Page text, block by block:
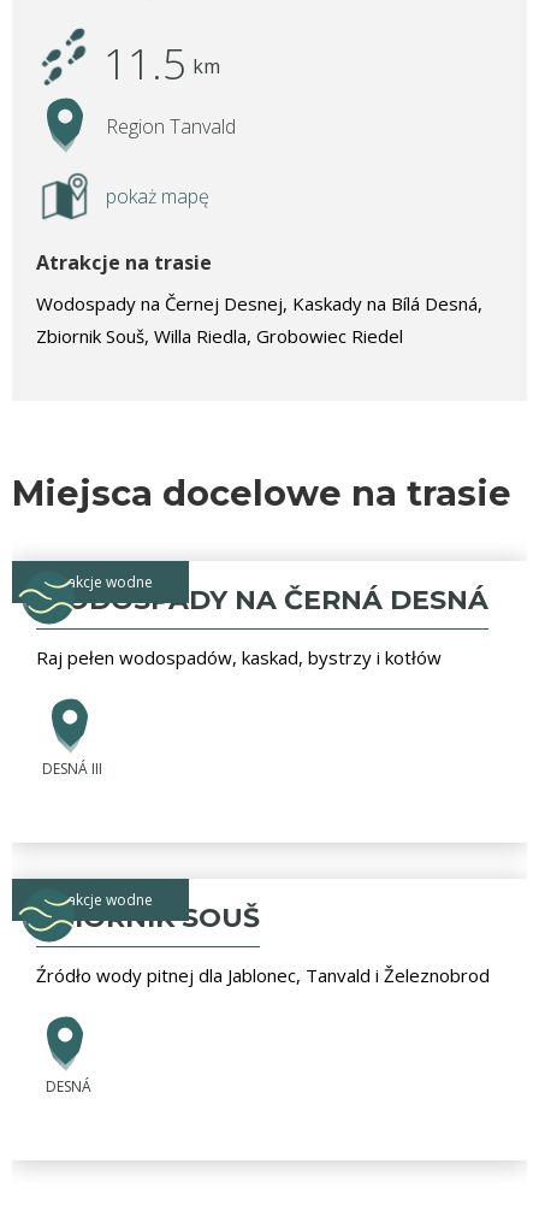
11.5 km
Region Tanvald
pokaż mapę
Atrakcje na trasie
Wodospady na Černej Desnej, Kaskady na Bílá Desná,
Zbiornik Souš, Willa Riedla, Grobowiec Riedel
Miejsca docelowe na trasie
atrakcje wodne
WODOSPADY NA ČERNÁ DESNÁ
Raj pełen wodospadów, kaskad, bystrzy i kotłów
DESNÁ III
atrakcje wodne
ZBIORNIK SOUŠ
Źródło wody pitnej dla Jablonec, Tanvald i Železnobrod
DESNÁ